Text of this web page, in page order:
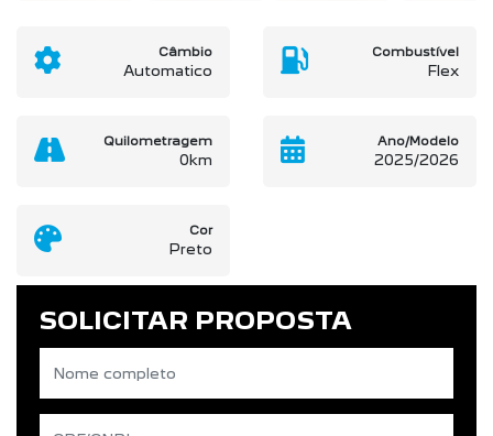
Câmbio
Automatico
Combustível
Flex
Quilometragem
0km
Ano/Modelo
2025/2026
Cor
Preto
SOLICITAR PROPOSTA